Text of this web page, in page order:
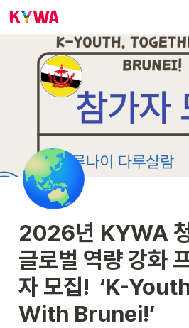
🌏
2026년 KYWA
글로벌 역량 강화
자 모집!  ‘K-
With Brunei!’